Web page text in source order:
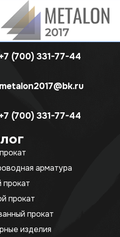
+7 (700) 331-77-44
metalon2017@bk.ru
+7 (700) 331-77-44
арматура
прокат
прокат
прокат
изделия